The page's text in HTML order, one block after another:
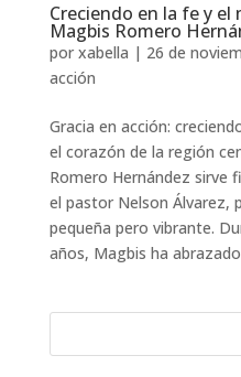
Creciendo en la fe y
Magbis Romero
por xabella | 26 de
acción
Gracia en acción:
el corazón de la región
Romero Hernández sirve
el pastor Nelson Álvarez,
pequeña pero vibrante.
años, Magbis ha